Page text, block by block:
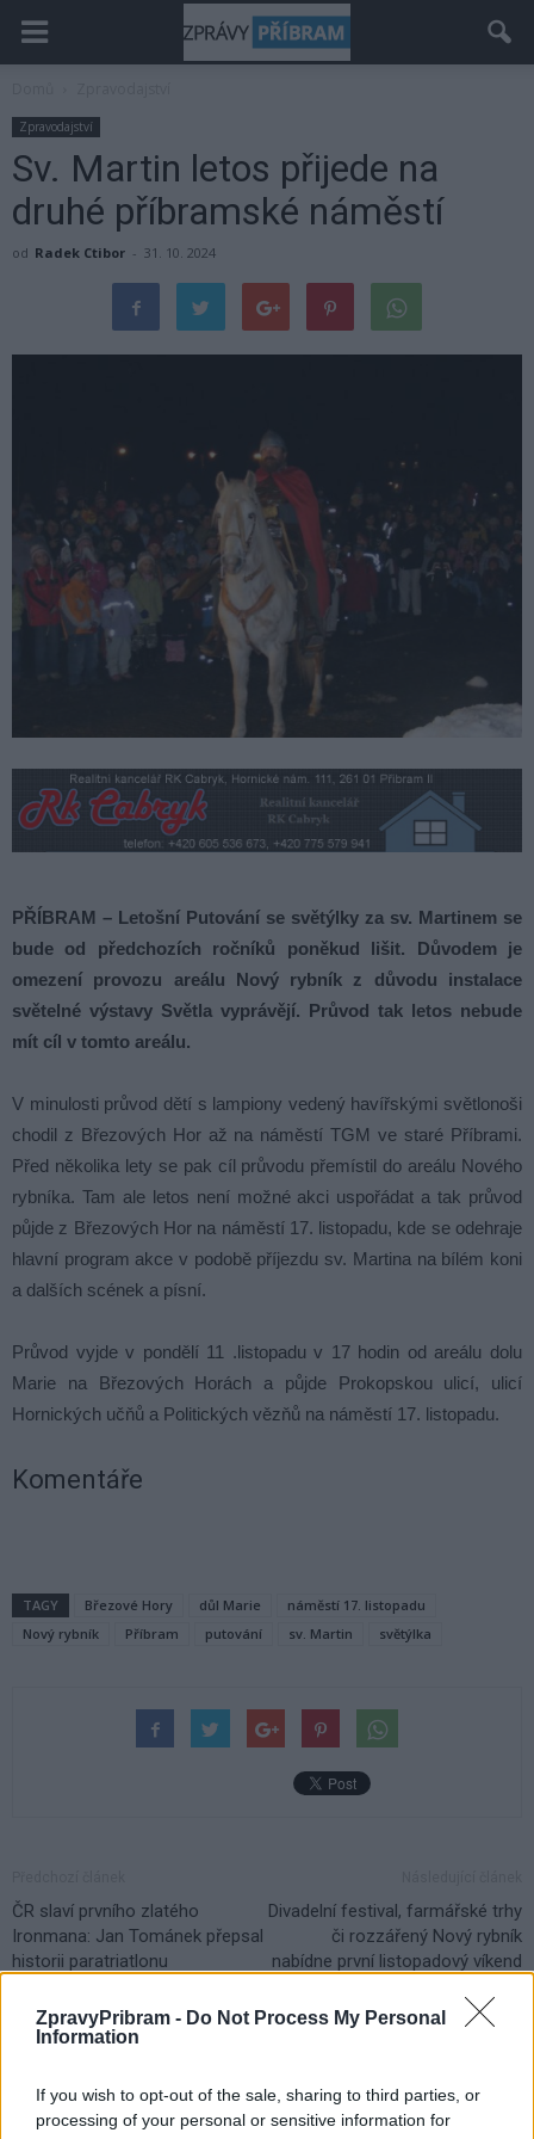
ZpravyPribram - Do Not Process My Personal
Information
If you wish to opt-out of the sale, sharing to third parties, or
processing of your personal or sensitive information for
Zpravodajství
Sv. Martin letos přijede na
druhé příbramské náměstí
od Radek Ctibor - 31. 10. 2024
PŘÍBRAM – Letošní Putování se světýlky za sv. Martinem se
bude od předchozích ročníků poněkud lišit. Důvodem je
omezení provozu areálu Nový rybník z důvodu instalace
světelné výstavy Světla vyprávějí. Průvod tak letos nebude
mít cíl v tomto areálu.
V minulosti průvod dětí s lampiony vedený havířskými světlonoši
chodil z Březových Hor až na náměstí TGM ve staré Příbrami.
Před několika lety se pak cíl průvodu přemístil do areálu Nového
rybníka. Tam ale letos není možné akci uspořádat a tak průvod
půjde z Březových Hor na náměstí 17. listopadu, kde se odehraje
hlavní program akce v podobě příjezdu sv. Martina na bílém koni
a dalších scének a písní.
Průvod vyjde v pondělí 11 .listopadu v 17 hodin od areálu dolu
Marie na Březových Horách a půjde Prokopskou ulicí, ulicí
Hornických učňů a Politických vězňů na náměstí 17. listopadu.
Komentáře
TAGY Březové Hory důl Marie
náměstí 17. listopadu
Nový rybník
Příbram putování sv. Martin světýlka
ČR slaví prvního zlatého
Ironmana: Jan Tománek přepsal
historii paratriatlonu
Divadelní festival, farmářské trhy
či rozzářený Nový rybník
nabídne první listopadový víkend
VÍCE OD AUTORA